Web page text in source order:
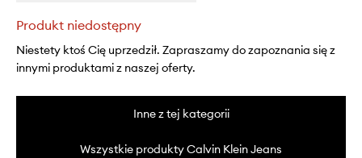
Produkt niedostępny
Niestety ktoś Cię uprzedził. Zapraszamy do zapoznania się z
innymi produktami z naszej oferty.
Inne z tej kategorii
Wszystkie produkty Calvin Klein Jeans